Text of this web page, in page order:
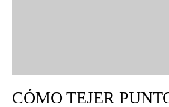
CÓMO TEJER